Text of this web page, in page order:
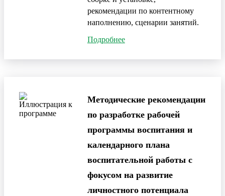
рекомендации по контентному
наполнению, сценарии занятий.
Подробнее
Методические рекомендации
по разработке рабочей
программы воспитания и
календарного плана
воспитательной работы с
фокусом на развитие
личностного потенциала